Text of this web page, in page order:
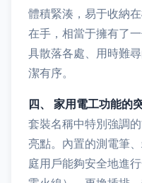
體積緊湊，易于收納
在手，相當于擁有了
具散落各處、用時難
潔有序。
四、 家用電工功能的
套裝名稱中特別強調
亮點。內置的測電筆
庭用戶能夠安全地進